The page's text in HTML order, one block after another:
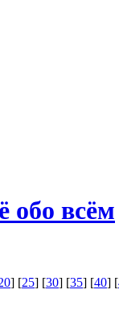
обо всём
] [25] [30] [35] [40] [